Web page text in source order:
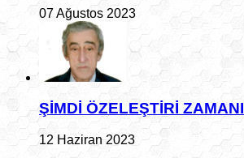
07 Ağustos 2023
ŞİMDİ ÖZELEŞTİRİ ZAMANI
12 Haziran 2023